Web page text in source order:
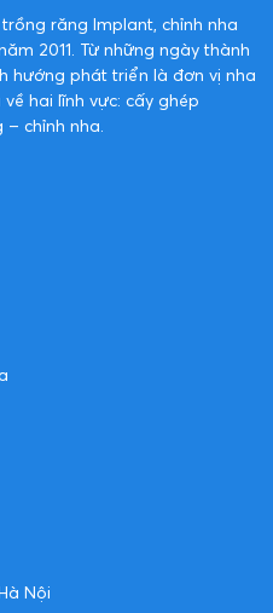
răng Implant, chỉnh nha
2011. Từ những ngày thành
hướng phát triển là đơn vị nha
hai lĩnh vực: cấy ghép
chỉnh nha.
Nội